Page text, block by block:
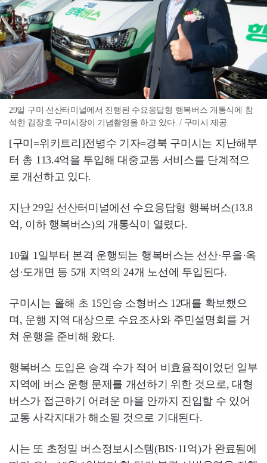
29일 구미 선산터미널에서 진행된 수요응답형 행복버스 개통식에 참
석한 김장호 구미시장이 기념촬영을 하고 있다. / 구미시 제공
[구미=위키트리]전병수 기자=경북 구미시는 지난해부
터 총 113.4억을 투입해 대중교통 서비스를 단계적으
로 개선하고 있다.
지난 29일 선산터미널에선 수요응답형 행복버스(13.8
억, 이하 행복버스)의 개통식이 열렸다.
10월 1일부터 본격 운행되는 행복버스는 선산·무을·옥
성·도개면 등 5개 지역의 24개 노선에 투입된다.
구미시는 올해 초 15인승 소형버스 12대를 확보했으
며, 운행 지역 대상으로 수요조사와 주민설명회를 거
쳐 운행을 준비해 왔다.
행복버스 도입은 승객 수가 적어 비효율적이었던 일부
지역에 버스 운행 문제를 개선하기 위한 것으로, 대형
버스가 접근하기 어려운 마을 안까지 진입할 수 있어
교통 사각지대가 해소될 것으로 기대된다.
시는 또 초정밀 버스정보시스템(BIS·11억)가 완료됨에